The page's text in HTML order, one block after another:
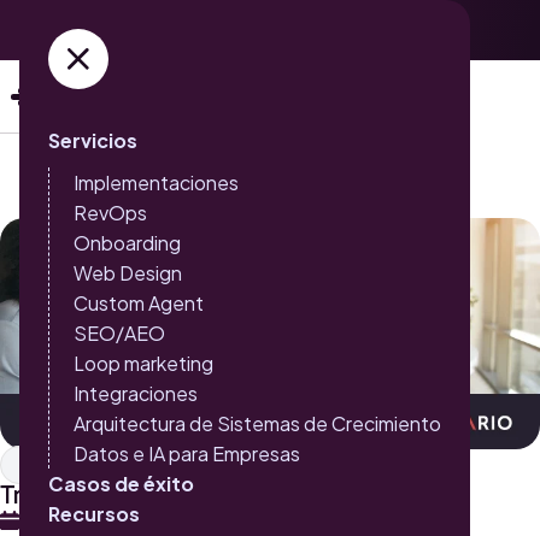
Servicios
Implementaciones
RevOps
Onboarding
Web Design
Custom Agent
SEO/AEO
Loop marketing
Integraciones
Arquitectura de Sistemas de Crecimiento
Datos e IA para Empresas
Casos de éxito
Recursos
Inbound Marketing
Triario ganó el premio Impact
15 DE AGOSTO 2018